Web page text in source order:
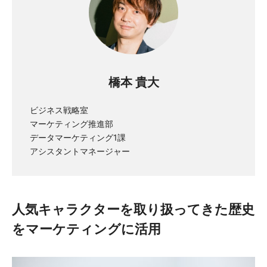
橋本 貴大
ビジネス戦略室
マーケティング推進部
データマーケティング1課
アシスタントマネージャー
人気キャラクターを取り扱ってきた歴史
をマーケティングに活用